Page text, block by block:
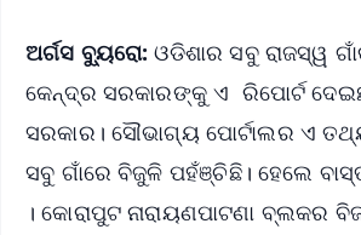
ଅର୍ଗସ ବ୍ୟୁରୋ: ଓଡିଶାର ସବୁ ରାଜସ୍ୱ
କେନ୍ଦ୍ର ସରକାରଙ୍କୁ ଏ ରିପୋର୍ଟ
ସରକାର। ସୌଭାଗ୍ୟ ପୋର୍ଟାଲର ଏ
ସବୁ ଗାଁରେ ବିଜୁଳି ପହଁଞ୍ଚିଛି। ହେଲେ
। କୋରାପୁଟ ନାରାୟଣପାଟଣା ବ୍ଲକର